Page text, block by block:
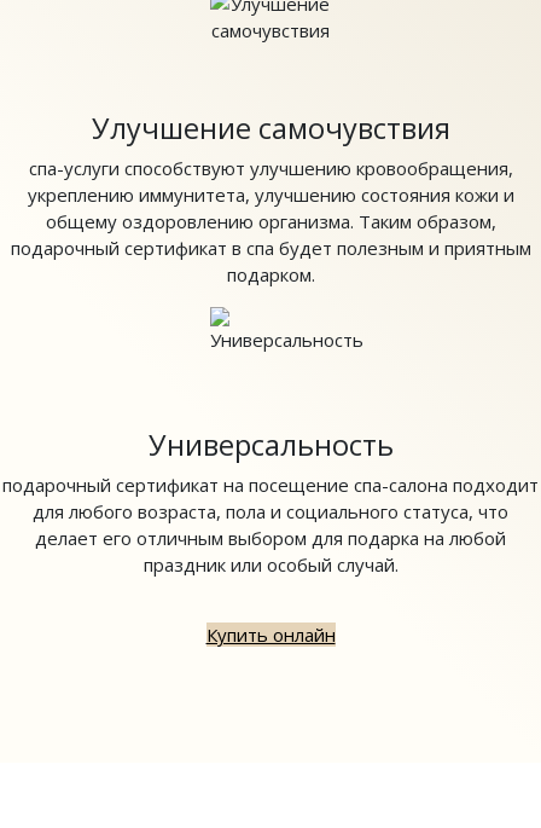
Улучшение самочувствия
спа-услуги способствуют улучшению кровообращения,
укреплению иммунитета, улучшению состояния кожи и
общему оздоровлению организма. Таким образом,
подарочный сертификат в спа будет полезным и приятным
подарком.
Универсальность
подарочный сертификат на посещение спа-салона подходит
для любого возраста, пола и социального статуса, что
делает его отличным выбором для подарка на любой
праздник или особый случай.
Купить онлайн